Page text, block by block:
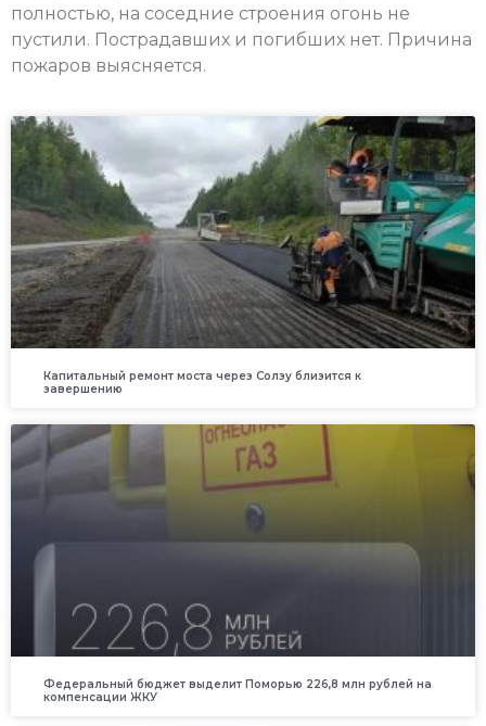
полностью, на соседние строения огонь не
пустили. Пострадавших и погибших нет. Причина
пожаров выясняется.
Капитальный ремонт моста через Солзу близится к
завершению
Федеральный бюджет выделит Поморью 226,8 млн рублей на
компенсации ЖКУ